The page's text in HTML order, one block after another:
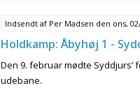
Indsendt af Per Madsen den ons,
Holdkamp: Åbyhøj 1 -
Den 9. februar mødte Syddjurs’
udebane.